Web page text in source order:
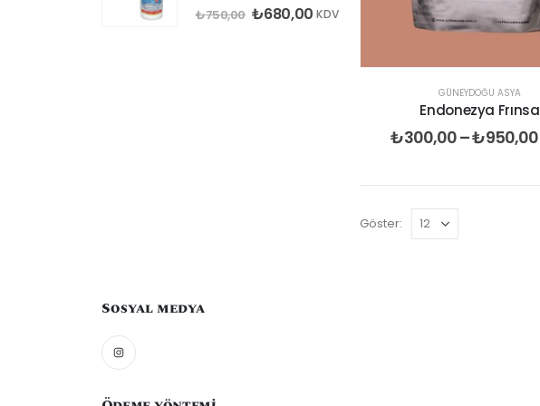
GÜNEYDOĞU ASYA
Endonezya Frınsa
₺300,00–₺950,00
Göster:
5 üzerinden
₺750,00 ₺680,00 KDV
Sosyal medya